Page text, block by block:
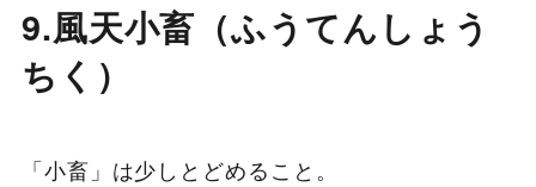
9.風天小畜（ふうてんしょう
ちく）
「小畜」は少しとどめること。